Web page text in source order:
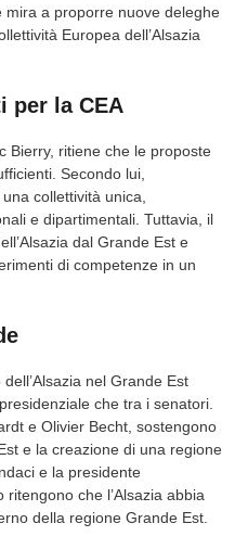
mira a proporre nuove deleghe
Europea dell’Alsazia
per la CEA
Bierry, ritiene che le proposte
Secondo lui,
collettività unica,
e dipartimentali. Tuttavia, il
dal Grande Est e
di competenze in un
nel Grande Est
che tra i senatori.
e Olivier Becht, sostengono
e la creazione di una regione
e la presidente
ritengono che l’Alsazia abbia
della regione Grande Est.